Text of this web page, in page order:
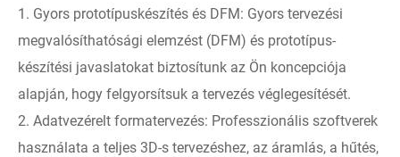
1. Gyors prototípuskészítés és DFM: Gyors tervezési
megvalósíthatósági elemzést (DFM) és prototípus-
készítési javaslatokat biztosítunk az Ön koncepciója
alapján, hogy felgyorsítsuk a tervezés véglegesítését.
2. Adatvezérelt formatervezés: Professzionális szoftverek
használata a teljes 3D-s tervezéshez, az áramlás, a hűtés,